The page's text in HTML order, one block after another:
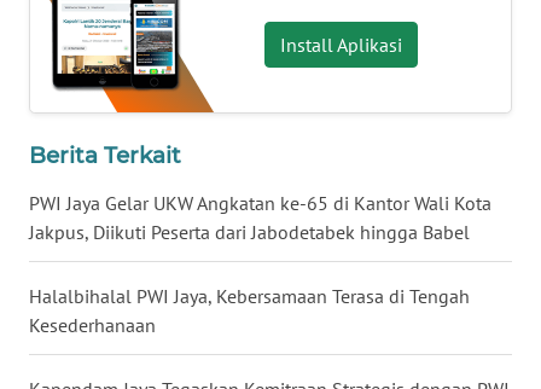
Install Aplikasi
Berita Terkait
PWI Jaya Gelar UKW Angkatan ke-65 di Kantor Wali Kota
Jakpus, Diikuti Peserta dari Jabodetabek hingga Babel
Halalbihalal PWI Jaya, Kebersamaan Terasa di Tengah
Kesederhanaan
WN
BALI
WN
KALBAR
WN
KALTENG
WN
KALTARA
WN